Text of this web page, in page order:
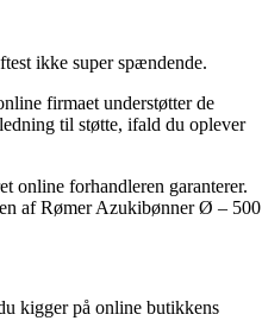
ikke super spændende.
firmaet understøtter de
til støtte, ifald du oplever
online forhandleren garanterer.
af Rømer Azukibønner Ø – 500
kigger på online butikkens